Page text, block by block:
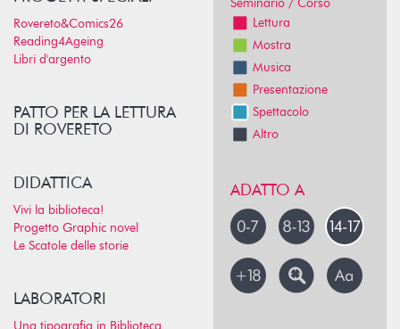
Rovereto&Comics26
Reading4Ageing
Libri d'argento
PATTO PER LA LETTURA
DI ROVERETO
DIDATTICA
Vivi la biblioteca!
Progetto Graphic novel
Le Scatole delle storie
LABORATORI
Una tipografia in Biblioteca
Seminario / Corso
Lettura
Mostra
Musica
Presentazione
Spettacolo
Altro
ADATTO A